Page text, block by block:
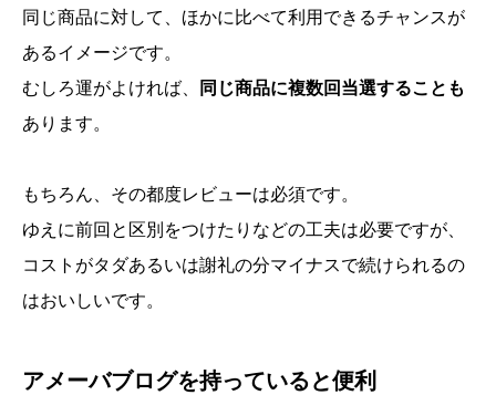
同じ商品に対して、ほかに比べて利用できるチャンスが
あるイメージです。
むしろ運がよければ、
同じ商品に複数回当選することも
あります。
もちろん、その都度レビューは必須です。
ゆえに前回と区別をつけたりなどの工夫は必要ですが、
コストがタダあるいは謝礼の分マイナスで続けられるの
はおいしいです。
アメーバブログを持っていると便利